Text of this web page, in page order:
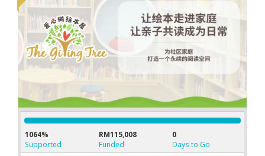
1064%
Supported
RM115,008
Funded
0
Days to Go